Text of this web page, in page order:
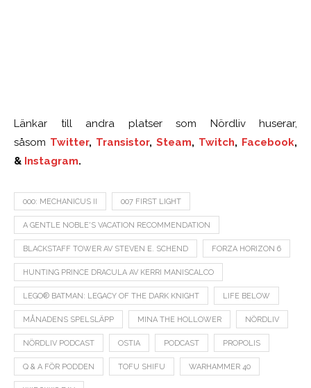
Länkar till andra platser som Nördliv huserar,
såsom Twitter, Transistor, Steam, Twitch, Facebook,
& Instagram.
000: MECHANICUS II 007 FIRST LIGHT
A GENTLE NOBLE'S VACATION RECOMMENDATION
BLACKSTAFF TOWER AV STEVEN E. SCHEND FORZA HORIZON 6
HUNTING PRINCE DRACULA AV KERRI MANISCALCO
LEGO® BATMAN: LEGACY OF THE DARK KNIGHT LIFE BELOW
MÅNADENS SPELSLÄPP MINA THE HOLLOWER NÖRDLIV
NÖRDLIV PODCAST OSTIA PODCAST PROPOLIS
Q & A FÖR PODDEN TOFU SHIFU WARHAMMER 40